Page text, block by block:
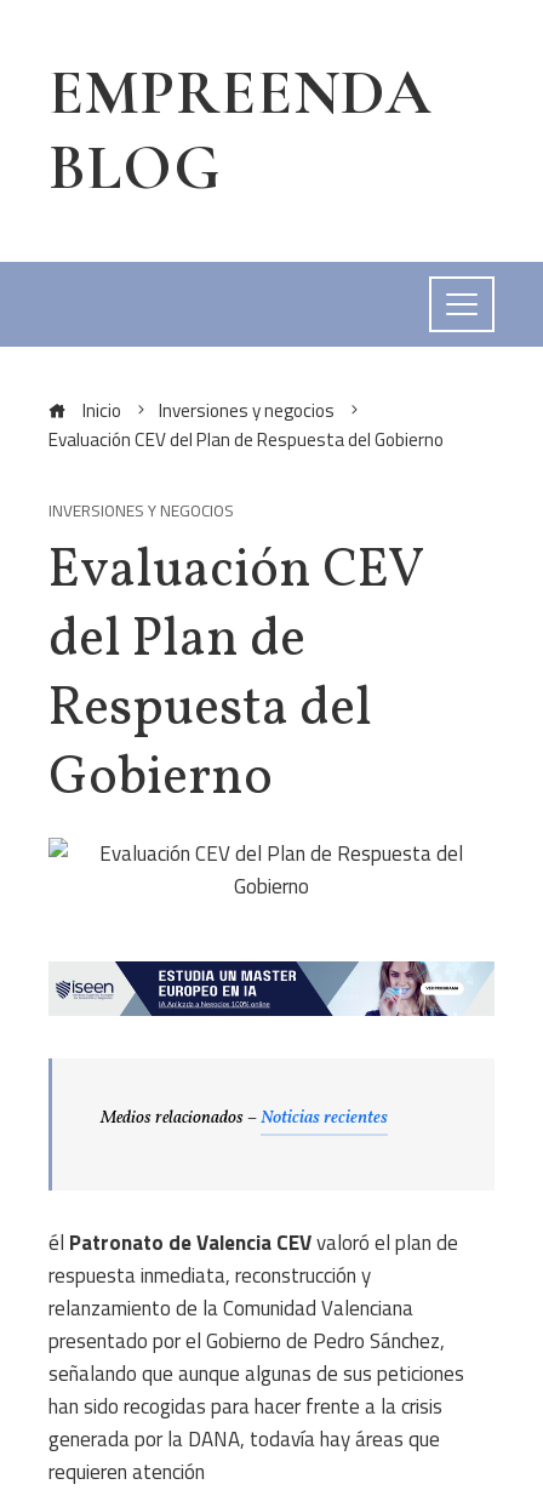
EMPREENDA
BLOG
Inicio
Inversiones y negocios
Evaluación CEV del Plan de Respuesta del Gobierno
INVERSIONES Y NEGOCIOS
Evaluación CEV
del Plan de
Respuesta del
Gobierno
Medios relacionados –Noticias recientes
él Patronato de Valencia CEVvaloró el plan de
respuesta inmediata, reconstrucción y
relanzamiento de la Comunidad Valenciana
presentado por el Gobierno de Pedro Sánchez,
señalando que aunque algunas de sus peticiones
han sido recogidas para hacer frente a la crisis
generada por la DANA, todavía hay áreas que
requieren atención